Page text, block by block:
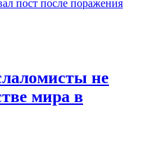
пост после поражения
не
мира в